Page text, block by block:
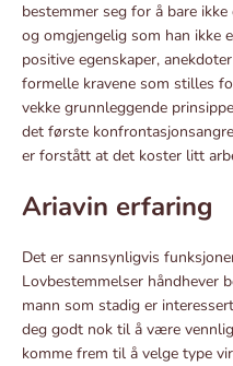
bestemmer seg for å bare
og omgjengelig som han ikke
positive egenskaper,
formelle kravene som stilles
vekke grunnleggende
det første
er forstått at det koster litt
Ariavin erfaring
Det er sannsynligvis
Lovbestemmelser håndhever
mann som stadig er
deg godt nok til å være
komme frem til å velge type